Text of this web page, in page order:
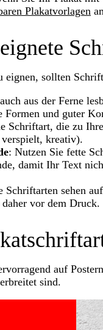
Plakatvorlagen
eignen, sollten
aus der Ferne
und guter
Schriftart, die zu
kreativ).
: Nutzen Sie fette
damit Ihr Text
Schriftarten sehen
vor dem Druck.
auf
sind.